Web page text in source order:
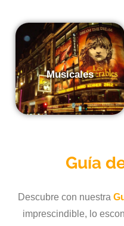
Musicales
Guía
Descubre con nuestra
imprescindible, lo